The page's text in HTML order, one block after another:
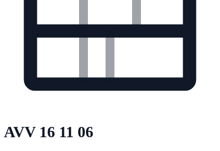
AVV 16 11 06